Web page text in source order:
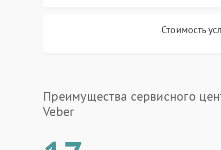
Стоимость
Преимущества сервисного
Veber